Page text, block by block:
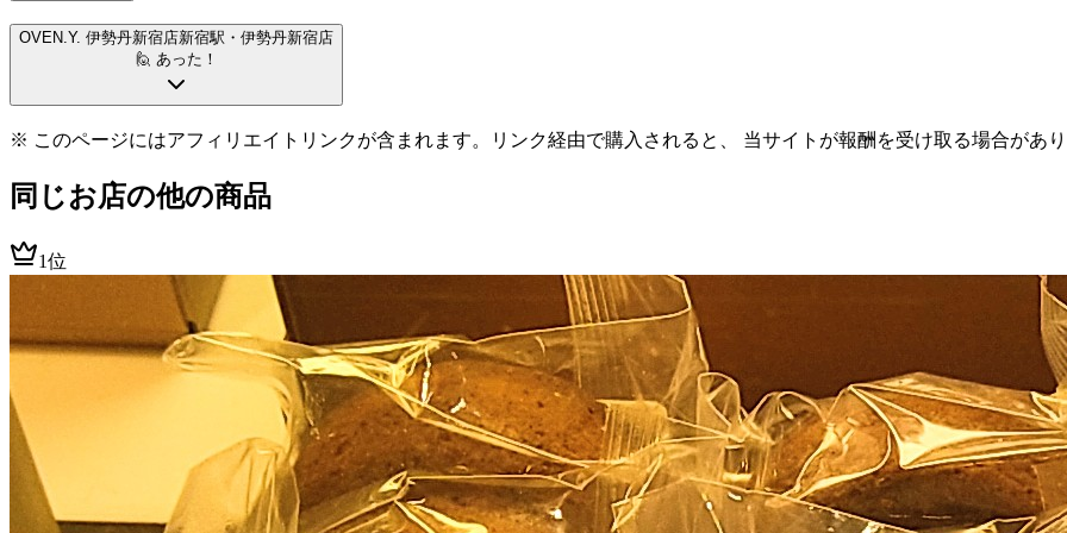
OVEN.Y. 伊勢丹新宿店新宿駅 ・伊勢丹新宿店
🙋 あった！
※ このページにはアフィリエイトリンクが含まれます。リンク経由で購入されると、 当サイトが報酬を受け取る場合があ
同じお店の他の商品
1位